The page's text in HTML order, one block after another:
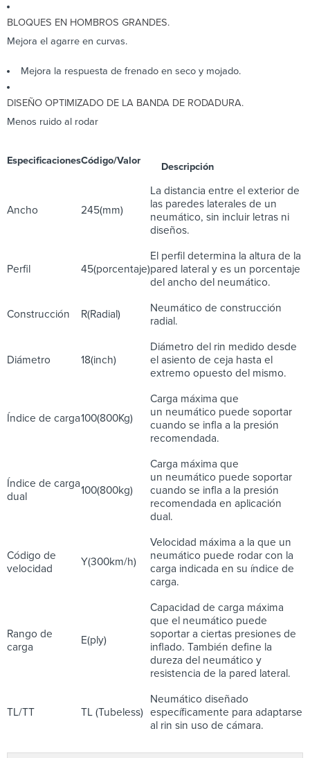
BLOQUES EN HOMBROS GRANDES.
Mejora el agarre en curvas.
Mejora la respuesta de frenado en seco y mojado.
DISEÑO OPTIMIZADO DE LA BANDA DE RODADURA.
Menos ruido al rodar
EspecificacionesCódigo/Valor
Descripción
Ancho 245(mm)
La distancia entre el exterior de
las paredes laterales de un
neumático, sin incluir letras ni
diseños.
Perfil 45(porcentaje)
El perfil determina la altura de la
pared lateral y es un porcentaje
del ancho del neumático.
Construcción R(Radial)
Neumático de construcción
radial.
Diámetro 18(inch)
Diámetro del rin medido desde
el asiento de ceja hasta el
extremo opuesto del mismo.
Índice de carga100(800Kg)
Carga máxima que
un neumático puede soportar
cuando se infla a la presión
recomendada.
Índice de carga
dual
100(800kg)
Carga máxima que
un neumático puede soportar
cuando se infla a la presión
recomendada en aplicación
dual.
Código de
velocidad
Y(300km/h)
Velocidad máxima a la que un
neumático puede rodar con la
carga indicada en su índice de
carga.
Rango de
carga
E(ply)
Capacidad de carga máxima
que el neumático puede
soportar a ciertas presiones de
inflado. También define la
dureza del neumático y
resistencia de la pared lateral.
TL/TT TL (Tubeless)
Neumático diseñado
específicamente para adaptarse
al rin sin uso de cámara.